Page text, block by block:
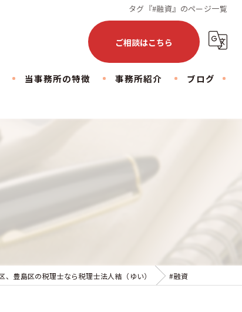
タグ『#融資』のページ一覧
ご相談はこちら
当事務所の特徴
会社設立
税務相談
顧問
事務所紹介
豊島事務所
ブログ
お仕事のこと
、豊島区の税理士なら税理士法人結（ゆい） #融資